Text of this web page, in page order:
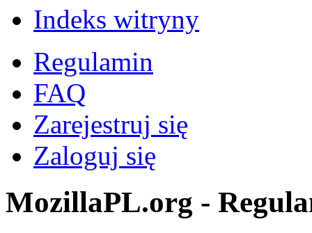
Indeks witryny
Regulamin
FAQ
Zarejestruj się
Zaloguj się
MozillaPL.org -